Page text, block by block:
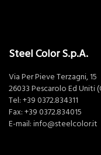
Steel Color S.p.A.
Via Per Pieve Terzagni, 15
26033 Pescarolo Ed Uniti
Tel: +39 0372.834311
Fax: +39 0372.834015
E-mail: info@steelcolor.it